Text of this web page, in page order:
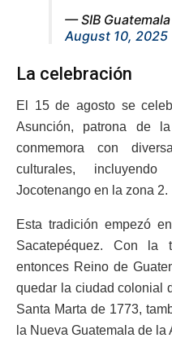
— SIB
August 10, 2025
La celebración
El 15 de agosto se
Asunción, patrona de
conmemora con
culturales,
Jocotenango en la zona 2.
Esta tradición empezó
Sacatepéquez. Con la
entonces Reino de
quedar la ciudad colonial
Santa Marta de 1773,
la Nueva Guatemala de